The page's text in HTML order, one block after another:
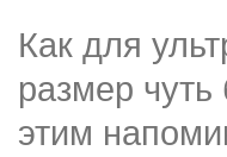
Как для
размер
этим